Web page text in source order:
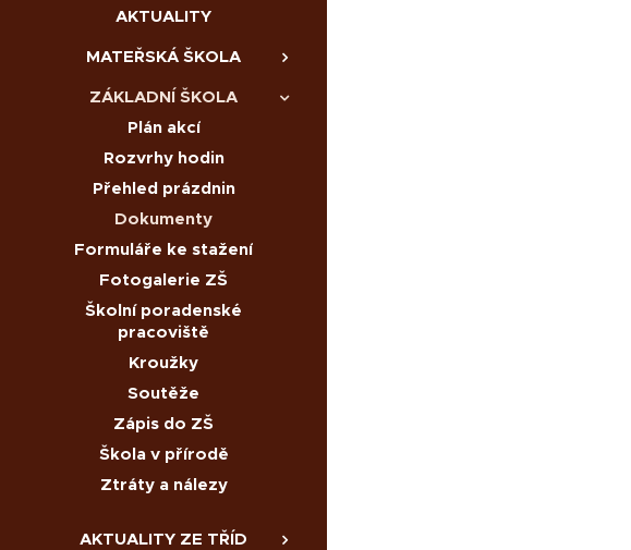
AKTUALITY
MATEŘSKÁ ŠKOLA
ZÁKLADNÍ ŠKOLA
Plán akcí
Rozvrhy hodin
Přehled prázdnin
Dokumenty
Formuláře ke stažení
Fotogalerie ZŠ
Školní poradenské
pracoviště
Kroužky
Soutěže
Zápis do ZŠ
Škola v přírodě
Ztráty a nálezy
AKTUALITY ZE TŘÍD